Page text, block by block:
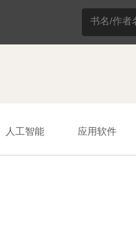
人工智能 应用软件